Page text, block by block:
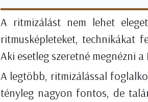
A ritmizálást nem lehet
ritmusképleteket, technikákat
Aki esetleg szeretné megnézni
A legtöbb, ritmizálással
tényleg nagyon fontos, de